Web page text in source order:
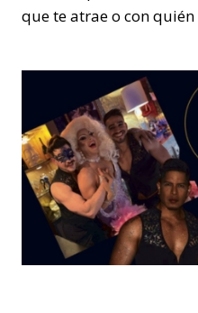
que te atrae o con